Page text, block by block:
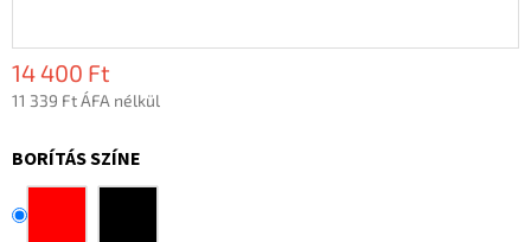
14 400 Ft
11 339 Ft ÁFA nélkül
BORÍTÁS SZÍNE